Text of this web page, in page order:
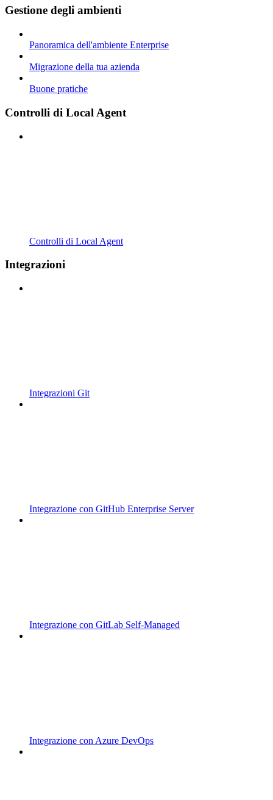
Gestione degli ambienti
Panoramica dell'ambiente Enterprise
Migrazione della tua azienda
Buone pratiche
Controlli di Local Agent
Controlli di Local Agent
Integrazioni
Integrazioni Git
Integrazione con GitHub Enterprise Server
Integrazione con GitLab Self-Managed
Integrazione con Azure DevOps